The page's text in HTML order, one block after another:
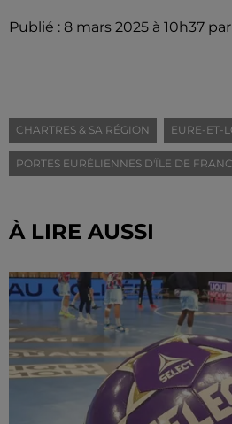
Publié : 8 mars 2025 à 10h37
CHARTRES & SA RÉGION EURE-ET-
PORTES EURÉLIENNES D'ÎLE DE
À LIRE AUSSI